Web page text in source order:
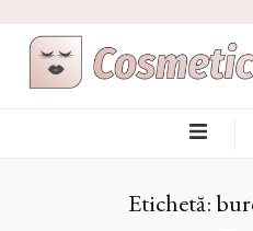
Cele
Etichetă: